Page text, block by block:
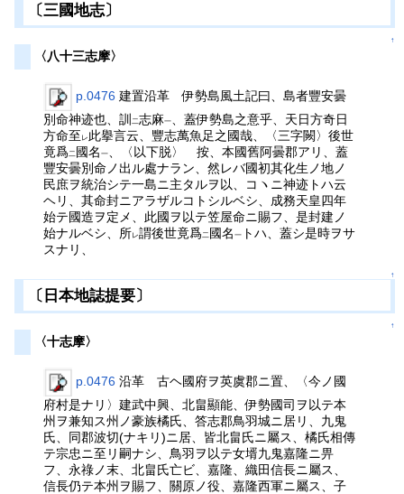
〔三國地志〕
↑
〈八十三志摩〉
p.0476 建置沿革 伊勢島風土記曰、島者豐安曇
別命神迹也、訓 二志麻一
、蓋伊勢島之意乎、天日方奇日
方命至 レ 此擧言云、豐志萬魚足之國哉、〈三字闕〉後世
竟爲二國名一
、〈以下脱〉 按、本國舊阿曇郡アリ、蓋
豐安曇別命ノ出ル處ナラン、然レバ國初其化生ノ地ノ
民庶ヲ統治シテ一島ニ主タルヲ以、コヽニ神迹トハ云
ヘリ、其命封ニアラザルコトシルベシ、成務天皇四年
始テ國造ヲ定メ、此國ヲ以テ笠屋命ニ賜フ、是封建ノ
始ナルベシ、所レ謂後世竟爲二國名一 トハ、蓋シ是時ヲサ
スナリ、
↑
〔日本地誌提要〕
↑
〈十志摩〉
p.0476 沿革 古ヘ國府ヲ英虞郡ニ置、〈今ノ國
府村是ナリ〉建武中興、北畠顯能、伊勢國司ヲ以テ本
州ヲ兼知ス州ノ豪族橘氏、答志郡鳥羽城ニ居リ、九鬼
氏、同郡波切(ナキリ)ニ居、皆北畠氏ニ屬ス、橘氏相傳
テ宗忠ニ至リ嗣ナシ、鳥羽ヲ以テ女壻九鬼嘉隆ニ畀
フ、永祿ノ末、北畠氏亡ビ、嘉隆、織田信長ニ屬ス、
信長仍テ本州ヲ賜フ、關原ノ役、嘉隆西軍ニ屬ス、子